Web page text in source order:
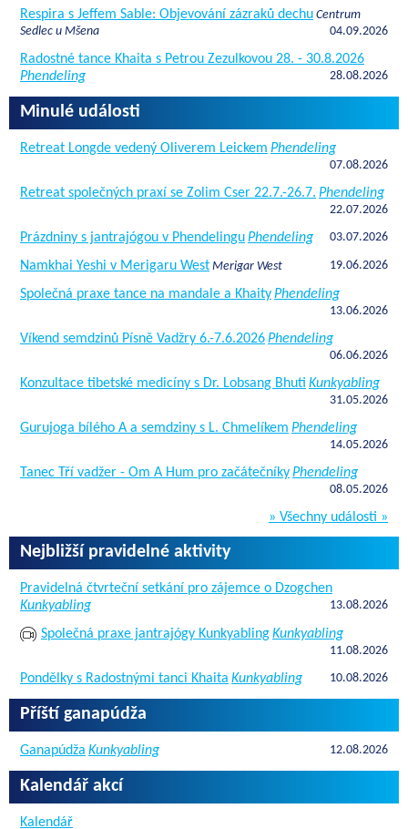
Respira s Jeffem Sable: Objevování zázraků dechu Centrum
Sedlec u Mšena
04.09.2026
Radostné tance Khaita s Petrou Zezulkovou 28. - 30.8.2026
Phendeling
28.08.2026
Minulé události
Retreat Longde vedený Oliverem Leickem Phendeling
07.08.2026
Retreat společných praxí se Zolim Cser 22.7.-26.7. Phendeling
22.07.2026
Prázdniny s jantrajógou v PhendelinguPhendeling 03.07.2026
Namkhai Yeshi v Merigaru West Merigar West 19.06.2026
Společná praxe tance na mandale a KhaityPhendeling
13.06.2026
Víkend semdzinů Písně Vadžry 6.-7.6.2026Phendeling
06.06.2026
Konzultace tibetské medicíny s Dr. Lobsang Bhuti Kunkyabling
31.05.2026
Gurujoga bílého A a semdziny s L. Chmelíkem Phendeling
14.05.2026
Tanec Tří vadžer - Om A Hum pro začátečníkyPhendeling
08.05.2026
» Všechny události »
Nejbližší pravidelné aktivity
Pravidelná čtvrteční setkání pro zájemce o Dzogchen
Kunkyabling
13.08.2026
Společná praxe jantrajógy KunkyablingKunkyabling
11.08.2026
Pondělky s Radostnými tanci Khaita Kunkyabling 10.08.2026
Příští ganapúdža
Ganapúdža Kunkyabling 12.08.2026
Kalendář akcí
Kalendář